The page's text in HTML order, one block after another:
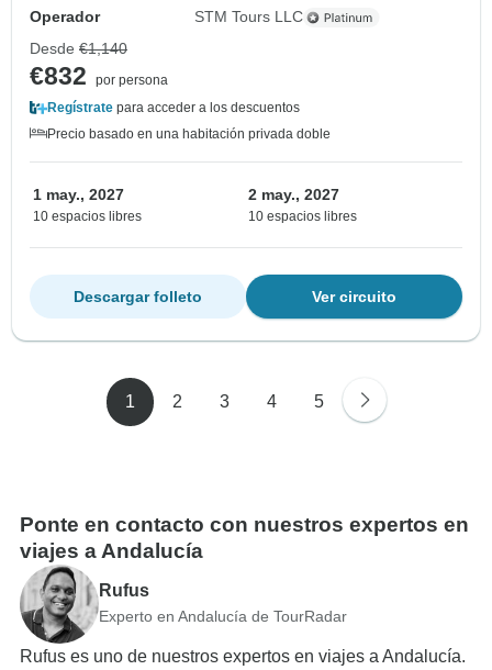
Operador
STM Tours LLC
Desde €1,140
€832
por persona
Regístrate para acceder a los descuentos
Precio basado en una habitación privada doble
1 may., 2027
10 espacios libres
2 may., 2027
10 espacios libres
Ver circuito
Descargar folleto
1 2 3 4 5
Ponte en contacto con nuestros expertos en
viajes a Andalucía
Rufus
Experto en Andalucía de TourRadar
Rufus es uno de nuestros expertos en viajes a Andalucía.